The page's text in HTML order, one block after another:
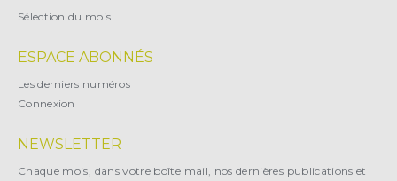
Sélection du mois
ESPACE ABONNÉS
Les derniers numéros
Connexion
NEWSLETTER
Chaque mois, dans votre boîte mail, nos dernières publications et